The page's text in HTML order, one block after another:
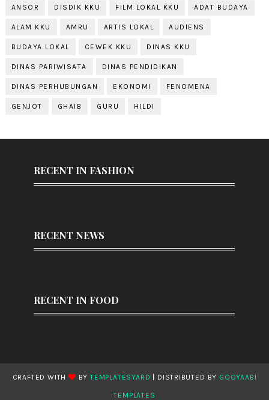
ANSOR DISDIK KKU FILM LOKAL KKU ADAT BUDAYA
ALAM KKU AMRU ARTIS LOKAL AUDIENS
BUDAYA LOKAL CEWEK KKU DINAS KKU
DINAS PARIWISATA DINAS PENDIDIKAN
DINAS PERHUBUNGAN EKONOMI FENOMENA
GENJOT GHAIB GURU HILDI
RECENT IN FASHION
RECENT NEWS
RECENT IN FOOD
CRAFTED WITH BYTEMPLATESYARD | DISTRIBUTED BY GOOYAABI
TEMPLATES